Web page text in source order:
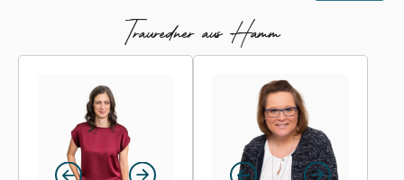
Trauredner aus Hamm